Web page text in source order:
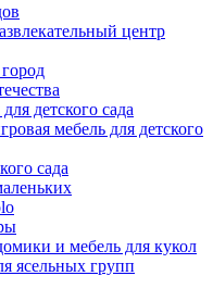
центр
детского сада
мебель для детского
сада
и мебель для кукол
ясельных групп